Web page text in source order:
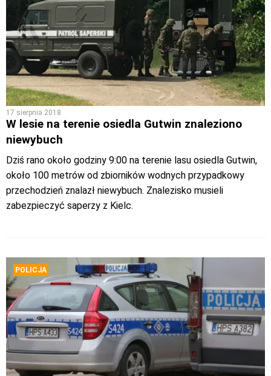
17 sierpnia 2018
W lesie na terenie osiedla Gutwin znaleziono
niewybuch
Dziś rano około godziny 9:00 na terenie lasu osiedla Gutwin,
około 100 metrów od zbiorników wodnych przypadkowy
przechodzień znalazł niewybuch. Znalezisko musieli
zabezpieczyć saperzy z Kielc.
POLICJA